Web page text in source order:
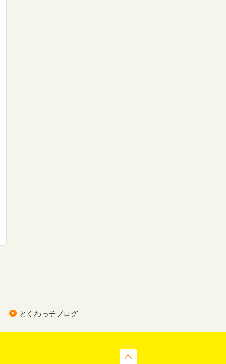
とくわっ子ブログ